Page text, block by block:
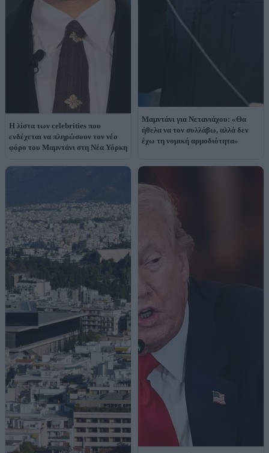
Η λίστα των celebrities που
ενδέχεται να πληρώσουν τον νέο
φόρο του Μαμντάνι στη Νέα Υόρκη
Μαμντάνι για Νετανιάχου: «Θα
ήθελα να τον συλλάβω, αλλά δεν
έχω τη νομική αρμοδιότητα»